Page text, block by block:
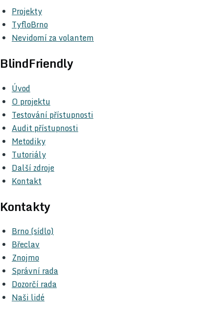
Projekty
TyfloBrno
Nevidomí za volantem
BlindFriendly
Úvod
O projektu
Testování přístupnosti
Audit přístupnosti
Metodiky
Tutoriály
Další zdroje
Kontakt
Kontakty
Brno (sídlo)
Břeclav
Znojmo
Správní rada
Dozorčí rada
Naši lidé